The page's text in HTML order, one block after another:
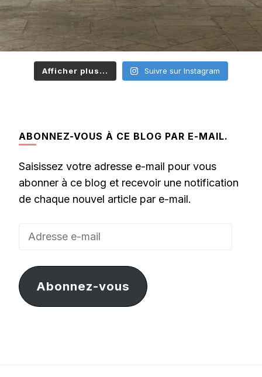
Afficher plus... Suivre sur Instagram
ABONNEZ-VOUS À CE BLOG PAR E-MAIL.
Saisissez votre adresse e-mail pour vous
abonner à ce blog et recevoir une notification
de chaque nouvel article par e-mail.
Adresse
mail
Abonnez-vous